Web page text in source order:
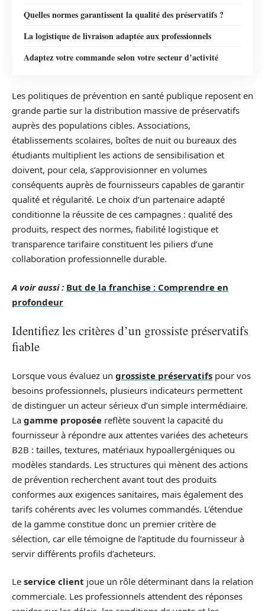
Quelles normes garantissent la qualité des préservatifs ?
La logistique de livraison adaptée aux professionnels
Adaptez votre commande selon votre secteur d’activité
Les politiques de prévention en santé publique reposent en
grande partie sur la distribution massive de préservatifs
auprès des populations cibles. Associations,
établissements scolaires, boîtes de nuit ou bureaux des
étudiants multiplient les actions de sensibilisation et
doivent, pour cela, s’approvisionner en volumes
conséquents auprès de fournisseurs capables de garantir
qualité et régularité. Le choix d’un partenaire adapté
conditionne la réussite de ces campagnes : qualité des
produits, respect des normes, fiabilité logistique et
transparence tarifaire constituent les piliers d’une
collaboration professionnelle durable.
A voir aussi : But de la franchise : Comprendre en
profondeur
Identifiez les critères d’un grossiste préservatifs
fiable
Lorsque vous évaluez un grossiste préservatifs pour vos
besoins professionnels, plusieurs indicateurs permettent
de distinguer un acteur sérieux d’un simple intermédiaire.
La gamme proposée reflète souvent la capacité du
fournisseur à répondre aux attentes variées des acheteurs
B2B : tailles, textures, matériaux hypoallergéniques ou
modèles standards. Les structures qui mènent des actions
de prévention recherchent avant tout des produits
conformes aux exigences sanitaires, mais également des
tarifs cohérents avec les volumes commandés. L’étendue
de la gamme constitue donc un premier critère de
sélection, car elle témoigne de l’aptitude du fournisseur à
servir différents profils d’acheteurs.
Le service client joue un rôle déterminant dans la relation
commerciale. Les professionnels attendent des réponses